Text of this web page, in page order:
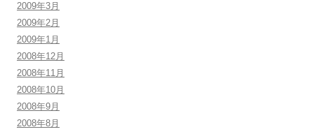
2009年3月
2009年2月
2009年1月
2008年12月
2008年11月
2008年10月
2008年9月
2008年8月